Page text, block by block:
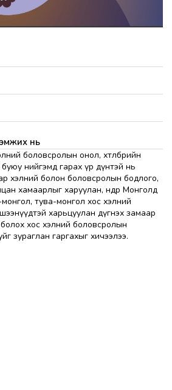
нь
боловсролын онол, хөтөлбөрийн
нийгэмд гарах үр дүнтэй нь
хэлний болон боловсролын бодлого,
хамаарлыг харуулан, өнөөдөр Монголд
тува-монгол хос хэлний
харьцуулан дүгнэх замаар
хос хэлний боловсролын
зураглан гаргахыг хичээлээ.